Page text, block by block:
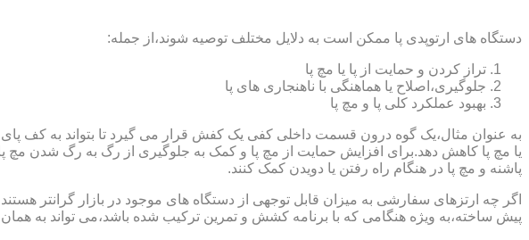
دستگاه های ارتوپدی پا ممکن است به دلایل مختلف توصیه شوند،از جمله:
تراز کردن و حمایت از پا یا مچ پا
جلوگیری،اصلاح یا هماهنگی با ناهنجاری های پا
بهبود عملکرد کلی پا و مچ پا
به عنوان مثال،یک گوه درون قسمت داخلی کفی یک کفش قرار می گیرد تا بتواند به کف پای
یا مچ پا کاهش دهد.برای افزایش حمایت از مچ پا و کمک به جلوگیری از رگ به رگ شدن مچ
پاشنه و مچ پا در هنگام راه رفتن یا دویدن کمک کنند.
اگر چه ارتزهای سفارشی به میزان قابل توجهی از دستگاه های موجود در بازار گرانتر
پیش ساخته،به ویژه هنگامی که با برنامه کشش و تمرین ترکیب شده باشد،می تواند به همان